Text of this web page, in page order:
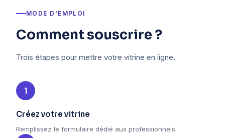
MODE D'EMPLOI
Comment souscrire ?
Trois étapes pour mettre votre vitrine en ligne.
1
Créez votre vitrine
Remplissez le formulaire dédié aux professionnels.